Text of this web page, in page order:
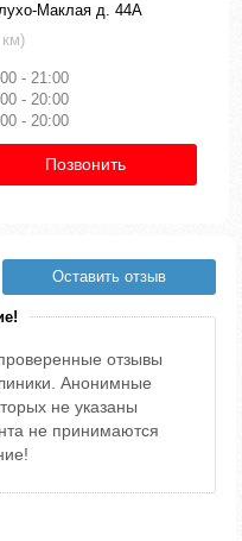
Маклая д. 44А
км)
- 21:00
- 20:00
- 20:00
Позвонить
Оставить отзыв
отзывы
Анонимные
не указаны
не принимаются